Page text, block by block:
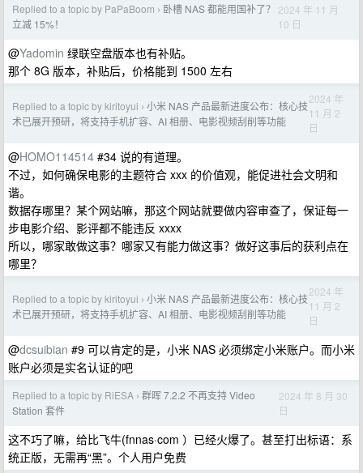
Replied to a topic by PaPaBoom › 卧槽 NAS 都能用国补了？
立减 15%！
2024 年 11 月
10 日
@Yadomin 绿联空盘版本也有补贴。
那个 8G 版本，补贴后，价格能到 1500 左右
Replied to a topic by kiritoyui › 小米 NAS 产品最新进度公布：核心技
术已展开预研，将支持手机扩容、AI 相册、电影视频刮削等功能
2024 年
11 月 2
日
@HOMO114514 #34 说的有道理。
不过，如何确保电影的主题符合 xxx 的价值观，能促进社会文明和
谐。
数据存哪里？某个网站嘛，那这个网站就要做内容审查了，保证每一
步电影介绍、影评都不能违反 xxxx
所以，哪家敢做这事？哪家又有能力做这事？做好这事后的获利点在
哪里？
Replied to a topic by kiritoyui › 小米 NAS 产品最新进度公布：核心技
术已展开预研，将支持手机扩容、AI 相册、电影视频刮削等功能
2024 年
11 月 2
日
@dcsuibian #9 可以肯定的是，小米 NAS 必须绑定小米账户。而小米
账户必须是实名认证的吧
Replied to a topic by RiESA › 群晖 7.2.2 不再支持 Video
Station 套件
2024 年 8 月 30
日
这不巧了嘛，给比飞牛(fnnas·com ）已经火爆了。甚至打出标语：系
统正版，无需再“黑”。个人用户免费